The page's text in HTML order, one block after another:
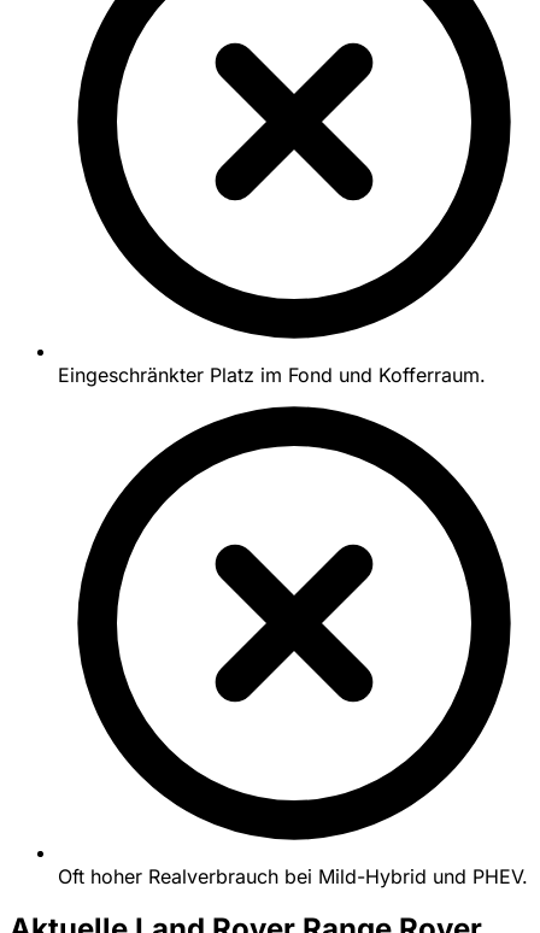
Eingeschränkter Platz im Fond und Kofferraum.
Oft hoher Realverbrauch bei Mild-Hybrid und PHEV.